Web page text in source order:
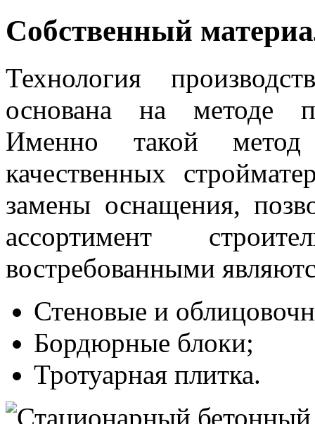
Собственный
Технология
основана на методе
Именно такой метод
качественных
замены оснащения,
ассортимент
востребованными
Стеновые и
Бордюрные блоки;
Тротуарная плитка.